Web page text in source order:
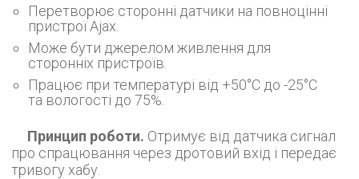
Перетворює сторонні датчики на повноцінні
пристрої Ajax.
Може бути джерелом живлення для
сторонніх пристроїв.
Працює при температурі від +50°С до -25°С
та вологості до 75%.
Принцип роботи. Отримує від датчика сигнал
про спрацювання через дротовий вхід і передає
тривогу хабу.